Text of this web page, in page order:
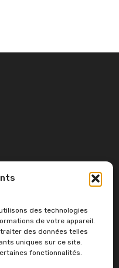
des technologies
de votre appareil.
des données telles
uniques sur ce site.
fonctionnalités.